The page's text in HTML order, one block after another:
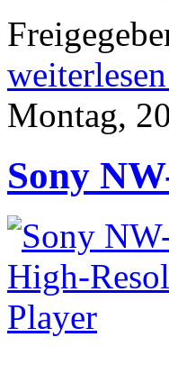
Montag,
Sony